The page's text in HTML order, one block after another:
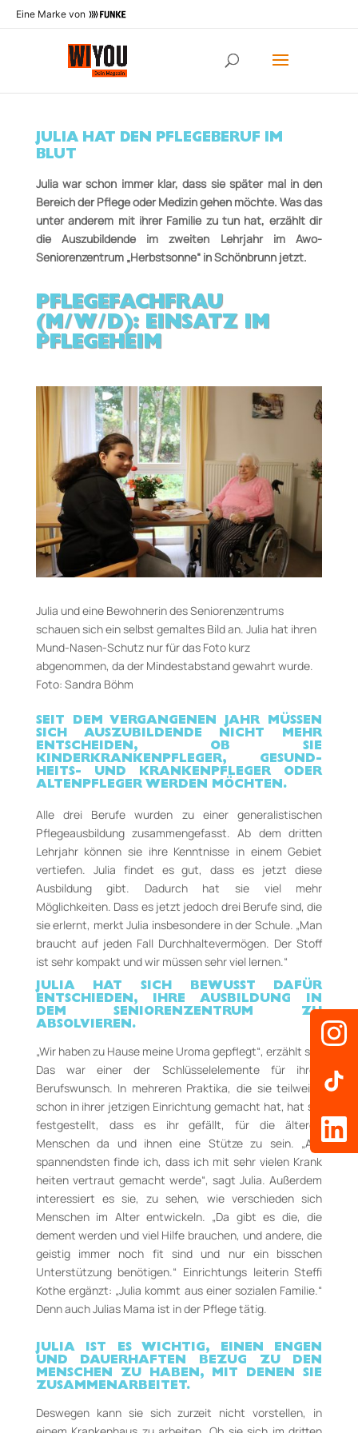
Eine Marke von
JULIA HAT DEN PFLEGEBERUF IM
BLUT
Julia war schon immer klar, dass sie später mal in den
Bereich der Pflege oder Medizin gehen möchte. Was das
unter anderem mit ihrer Familie zu tun hat, erzählt dir
die Auszu­bildende im zweiten Lehrjahr im Awo-
Seniorenzentrum „Herbstsonne“ in Schönbrunn jetzt.
PFLEGEFACHFRAU
(M/W/D): EINSATZ IM
PFLEGEHEIM
Julia und eine Bewohnerin des Seniorenzentrums
schauen sich ein selbst gemaltes Bild an. Julia hat ihren
Mund-Nasen-Schutz nur für das Foto kurz
abgenommen, da der Mindestabstand gewahrt wurde.
Foto: Sandra Böhm
SEIT DEM VERGANGENEN JAHR MÜSSEN
SICH AUSZUBILDENDE NICHT MEHR
ENTSCHEIDEN, OB SIE
KINDERKRANKENPFLEGER, GESUND­
HEITS- UND KRANKENPFLEGER ODER
ALTEN­PFLEGER WERDEN MÖCHTEN.
Alle drei Berufe wurden zu einer generalistischen
Pflegeausbildung zusammen­gefasst. Ab dem dritten
Lehrjahr können sie ihre Kenntnisse in einem Gebiet
vertiefen. Julia findet es gut, dass es jetzt diese
Ausbildung gibt. Dadurch hat sie viel mehr
Möglichkeiten. Dass es jetzt jedoch drei Berufe sind, die
sie erlernt, merkt Julia insbesondere in der Schule. „Man
braucht auf jeden Fall Durchhaltevermögen. Der Stoff
ist sehr kompakt und wir müssen sehr viel lernen.“
JULIA HAT SICH BEWUSST DAFÜR
ENTSCHIEDEN, IHRE AUSBILDUNG IN
DEM SENIORENZENTRUM ZU
ABSOLVIEREN.
„Wir haben zu Hause meine Uroma gepflegt“, erzählt sie.
Das war einer der Schlüsselelemente für ihren
Berufswunsch. In mehreren Praktika, die sie teilweise
schon in ihrer jetzigen Einrichtung gemacht hat, hat sie
festgestellt, dass es ihr gefällt, für die älteren
Menschen da und ihnen eine Stütze zu sein. „Am
spannendsten finde ich, dass ich mit sehr vielen Krank
heiten vertraut gemacht werde“, sagt Julia. Außerdem
interessiert es sie, zu sehen, wie verschieden sich
Menschen im Alter entwickeln. „Da gibt es die, die
dement werden und viel Hilfe brauchen, und andere, die
geistig immer noch fit sind und nur ein bisschen
Unterstützung benötigen.“ Einrichtungs leiterin Steffi
Kothe ergänzt: „Julia kommt aus einer sozialen Familie.“
Denn auch Julias Mama ist in der Pflege tätig.
JULIA IST ES WICHTIG, EINEN ENGEN
UND DAUERHAFTEN BEZUG ZU DEN
MENSCHEN ZU HABEN, MIT DENEN SIE
ZUSAMMENARBEITET.
Deswegen kann sie sich zurzeit nicht vorstellen, in